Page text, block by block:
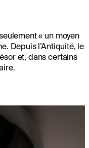
« un moyen
Depuis l’Antiquité, le
et, dans certains